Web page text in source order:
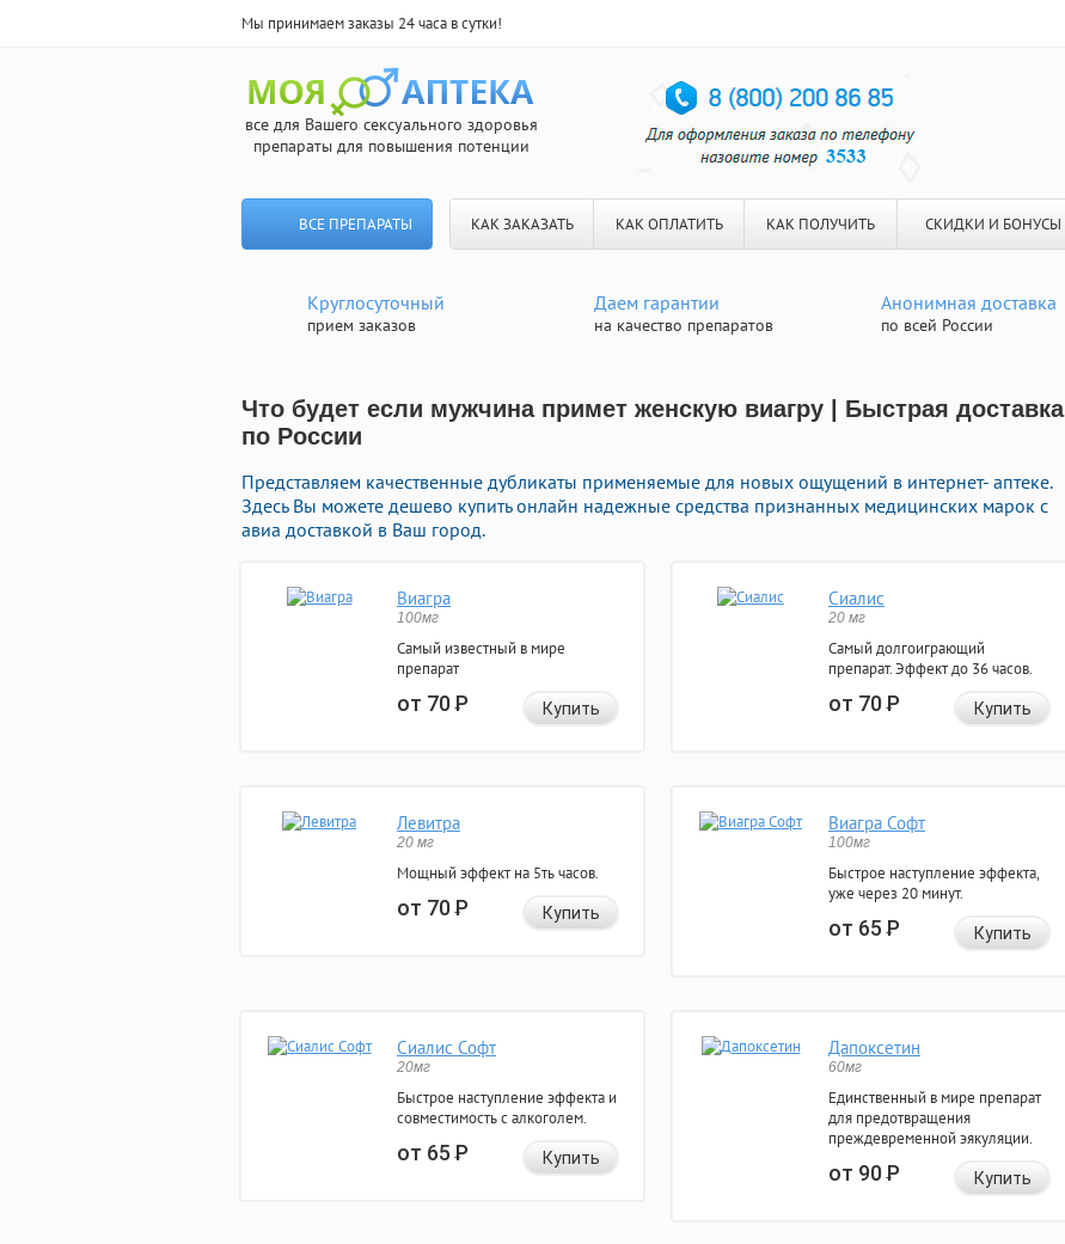
Мы принимаем заказы 24 часа в сутки!
все для Вашего сексуального здоровья
препараты для повышения потенции
ВСЕ ПРЕПАРАТЫ КАК ЗАКАЗАТЬ КАК ОПЛАТИТЬ КАК ПОЛУЧИТЬ СКИДКИ И БОНУСЫ
Круглосуточный
прием заказов
Даем гарантии
на качество препаратов
Анонимная доставка
по всей России
Что будет если мужчина примет женскую виагру | Быстрая доставка
по России
Представляем качественные дубликаты применяемые для новых ощущений в интернет- аптеке.
Здесь Вы можете дешево купить онлайн надежные средства признанных медицинских марок с
авиа доставкой в Ваш город.
Виагра
100мг
Самый известный в мире
препарат
от 70Р Купить
Сиалис
20 мг
Самый долгоиграющий
препарат. Эффект до 36 часов.
от 70Р Купить
Левитра
20 мг
Мощный эффект на 5ть часов.
от 70Р Купить
Виагра Софт
100мг
Быстрое наступление эффекта,
уже через 20 минут.
от 65Р Купить
Сиалис Софт
20мг
Быстрое наступление эффекта и
совместимость с алкоголем.
от 65Р Купить
Дапоксетин
60мг
Единственный в мире препарат
для предотвращения
преждевременной эякуляции.
от 90Р Купить